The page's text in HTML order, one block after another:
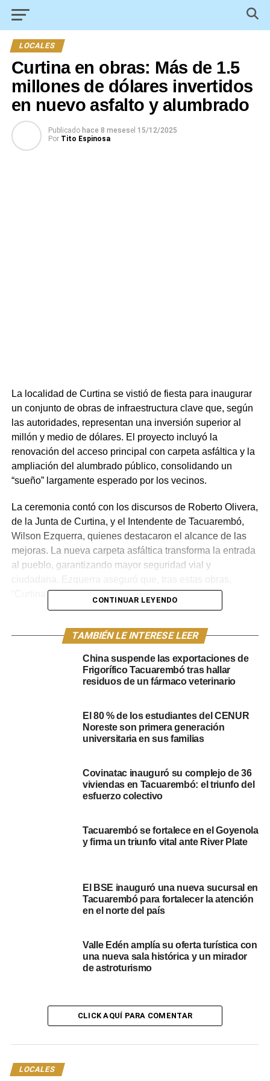
LOCALES
Curtina en obras: Más de 1.5
millones de dólares invertidos
en nuevo asfalto y alumbrado
Publicado hace 8 mesesel 15/12/2025
Por Tito Espinosa
La localidad de Curtina se vistió de fiesta para inaugurar
un conjunto de obras de infraestructura clave que, según
las autoridades, representan una inversión superior al
millón y medio de dólares. El proyecto incluyó la
renovación del acceso principal con carpeta asfáltica y la
ampliación del alumbrado público, consolidando un
“sueño” largamente esperado por los vecinos.
La ceremonia contó con los discursos de Roberto Olivera,
de la Junta de Curtina, y el Intendente de Tacuarembó,
Wilson Ezquerra, quienes destacaron el alcance de las
mejoras. La nueva carpeta asfáltica transforma la entrada
al pueblo, garantizando mayor seguridad vial y
“Curtina tiene el 99% de sus calles asfaltadas”.
Se pavimentaron 70 cuadras con pavimento luminoso y
se agregaron más de 30 cuadras de carpeta asfáltica. Se
inauguró el alumbrado nuevo en Plaza 33 Orientales y se
La visión de la Junta Local
inauguración como la culminación de un gran sueño.
Además de la entrada, mencionó que el periodo pasado
ya había dejado una marca importante con más de 70
prevenir inundaciones.
CONTINUAR LEYENDO
TAMBIÉN LE INTERESE LEER
China suspende las exportaciones de
Frigorífico Tacuarembó tras hallar
residuos de un fármaco veterinario
El 80 % de los estudiantes del CENUR
Noreste son primera generación
universitaria en sus familias
Covinatac inauguró su complejo de 36
viviendas en Tacuarembó: el triunfo del
esfuerzo colectivo
Tacuarembó se fortalece en el Goyenola
y firma un triunfo vital ante River Plate
El BSE inauguró una nueva sucursal en
Tacuarembó para fortalecer la atención
en el norte del país
Valle Edén amplía su oferta turística con
una nueva sala histórica y un mirador
de astroturismo
CLICK AQUÍ PARA COMENTAR
LOCALES